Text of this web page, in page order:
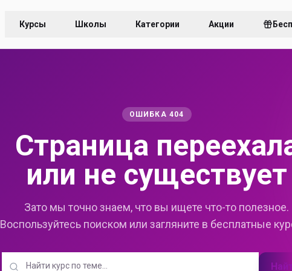
Курсы Школы Категории Акции
ОШИБКА 404
Страница
или не существует
Зато мы точно знаем, что вы ищете что-то полезное.
Воспользуйтесь поиском или загляните в бесплатные